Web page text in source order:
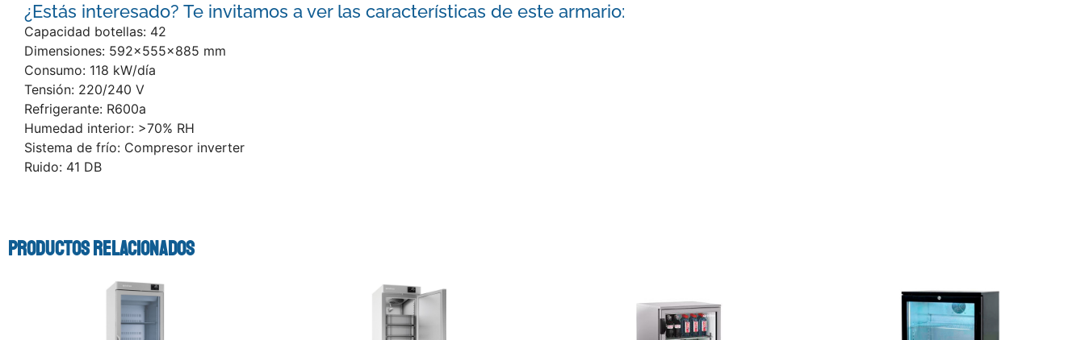
¿Estás interesado? Te invitamos a ver las características de este armario:
Capacidad botellas: 42
Dimensiones: 592x555x885 mm
Consumo: 118 kW/día
Tensión: 220/240 V
Refrigerante: R600a
Humedad interior: >70% RH
Sistema de frío: Compresor inverter
Ruido: 41 DB
Productos relacionados